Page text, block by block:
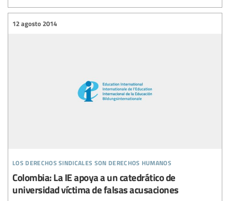
los derechos sindicales son derechos humanos
12 agosto 2014
Colombia: La IE apoya a un catedrático de
universidad víctima de falsas acusaciones